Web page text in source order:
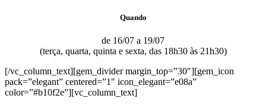
Quando
de 16/07 a 19/07
(terça, quarta, quinta e sexta, das 18h30 às 21h30)
[/vc_column_text][gem_divider margin_top=”30″][gem_icon
pack=”elegant” centered=”1″ icon_elegant=”e08a”
color=”#b10f2e”][vc_column_text]